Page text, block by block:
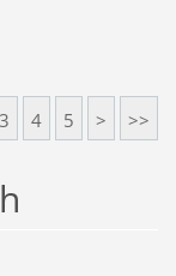
3 4 5 > >>